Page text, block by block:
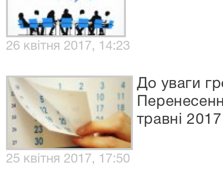
26 квітня 2017, 14:23
До уваги
травні
25 квітня 2017, 17:50